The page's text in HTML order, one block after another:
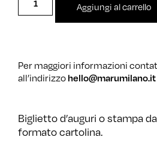
Aggiungi al carrello
Per maggiori informazioni
all’indirizzo hello@marumilano.it
Biglietto d’auguri o stampa
formato cartolina.